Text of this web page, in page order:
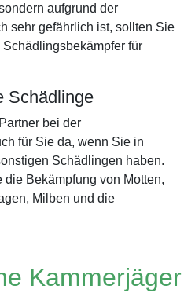
aufgrund der
sehr gefährlich ist, sollten Sie
für
Schädlinge
bei der
für Sie da, wenn Sie in
Schädlingen haben.
Bekämpfung von Motten,
Milben und die
Kammerjäger